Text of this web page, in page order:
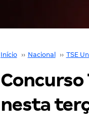
Início ›› Nacional ›› TSE
nesta